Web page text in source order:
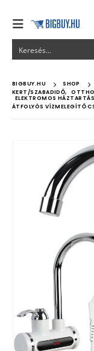
BIGBUY.HU
SHOP
KERT/SZABADIDŐ,
ELEKTROMOS
ÁTFOLYÓS VÍZMELEGÍTŐ